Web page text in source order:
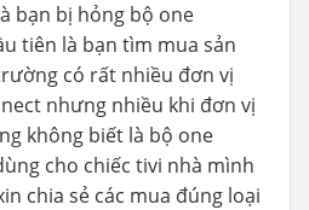
bạn bị hỏng bộ one
tiên là bạn tìm mua sản
có rất nhiều đơn vị
nhưng nhiều khi đơn vị
không biết là bộ one
cho chiếc tivi nhà mình
chia sẻ các mua đúng loại